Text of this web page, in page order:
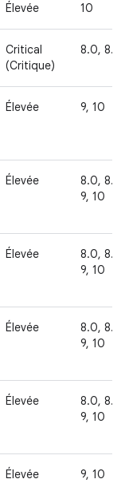
Élevée 10
Critical
(Critique)
8.0, 8.1,
Élevée 9, 10
Élevée
8.0, 8.1,
9, 10
Élevée
8.0, 8.1,
9, 10
Élevée
8.0, 8.1,
9, 10
Élevée
8.0, 8.1,
9, 10
Élevée 9, 10